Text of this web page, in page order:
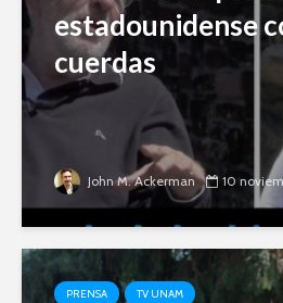
estadounidense
cuerdas
John M. Ackerman 10
PRENSA TV UNAM